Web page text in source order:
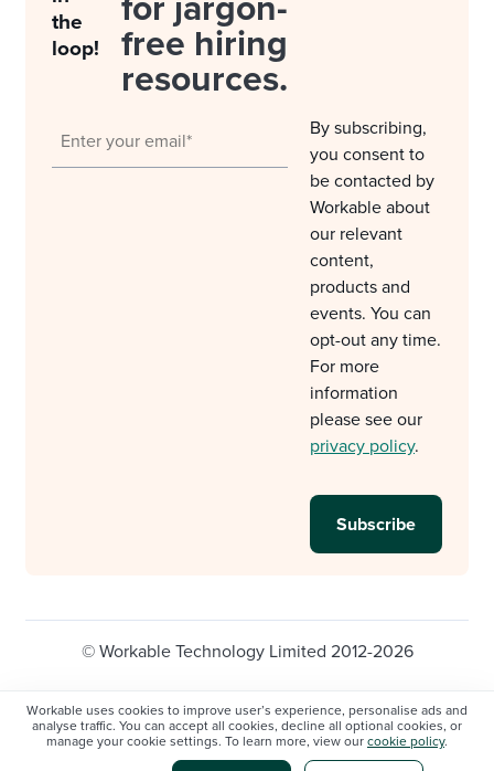
Workable uses cookies to improve user’s experience, personalise ads and
analyse traffic. You can accept all cookies, decline all optional cookies, or
manage your cookie settings. To learn more, view our cookie policy.
the
loop!
for jargon-
free hiring
resources.
By subscribing,
you consent to
be contacted by
Workable about
our relevant
content,
products and
events. You can
opt-out any time.
For more
information
please see our
privacy policy.
© Workable Technology Limited 2012-2026
Privacy policy
Cookie Settings
Do not sell/share my personal information